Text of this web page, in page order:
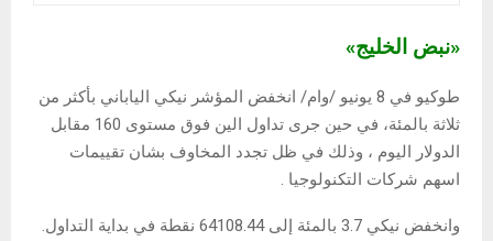
«نبض الخليج»
طوكيو في 8 يونيو /وام/ انخفض المؤشر نيكي الياباني بأكثر من
ثلاثة بالمئة، في حين جرى تداول الين فوق مستوى 160 مقابل
الدولار اليوم ، وذلك في ظل تجدد ​المخاوف بشان تقييمات
اسهم شركات التكنولوجيا .
وانخفض نيكي 3.7 بالمئة إلى 64108.44 نقطة في بداية التداول.